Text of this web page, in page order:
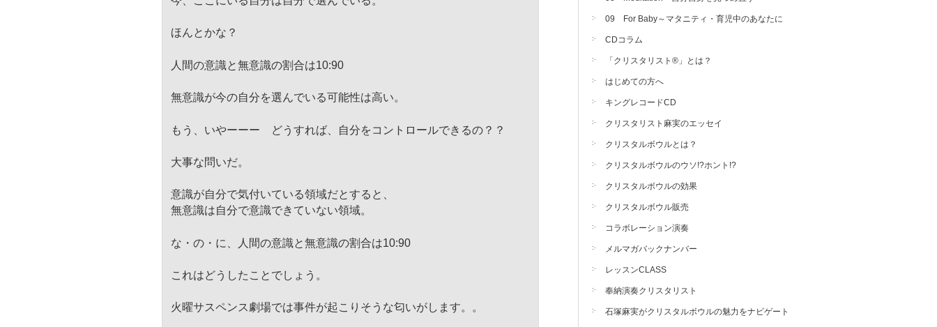
ほんとかな？
人間の意識と無意識の割合は10:90
無意識が今の自分を選んでいる可能性は高い。
もう、いやーーー どうすれば、自分をコントロールできるの？？
大事な問いだ。
意識が自分で気付いている領域だとすると、
無意識は自分で意識できていない領域。
な・の・に、人間の意識と無意識の割合は10:90
これはどうしたことでしょう。
火曜サスペンス劇場では事件が起こりそうな匂いがします。。
09 For Baby～マタニティ・育児中のあなたに
CDコラム
「クリスタリスト®」とは？
はじめての方へ
キングレコードCD
クリスタリスト麻実のエッセイ
クリスタルボウルとは？
クリスタルボウルのウソ!?ホント!?
クリスタルボウルの効果
クリスタルボウル販売
コラボレーション演奏
メルマガバックナンバー
レッスンCLASS
奉納演奏クリスタリスト
石塚麻実がクリスタルボウルの魅力をナビゲート